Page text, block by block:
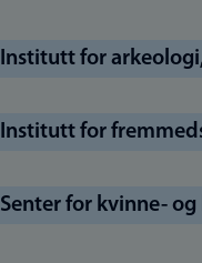
Institutt for
Institutt for
Senter for kvinne-